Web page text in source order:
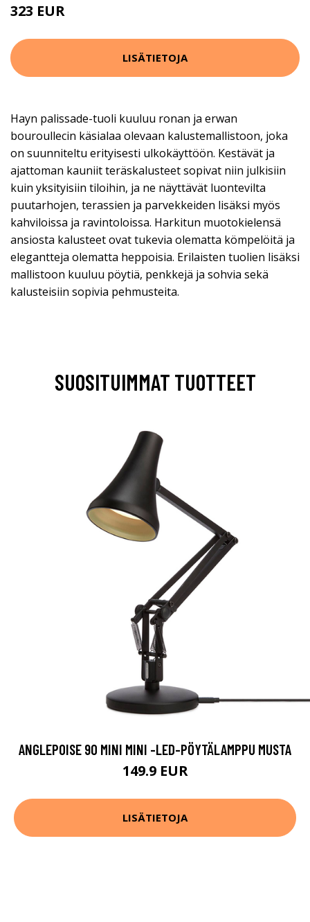
323 EUR
LISÄTIETOJA
Hayn palissade-tuoli kuuluu ronan ja erwan
bouroullecin käsialaa olevaan kalustemallistoon, joka
on suunniteltu erityisesti ulkokäyttöön. Kestävät ja
ajattoman kauniit teräskalusteet sopivat niin julkisiin
kuin yksityisiin tiloihin, ja ne näyttävät luontevilta
puutarhojen, terassien ja parvekkeiden lisäksi myös
kahviloissa ja ravintoloissa. Harkitun muotokielensä
ansiosta kalusteet ovat tukevia olematta kömpelöitä ja
elegantteja olematta heppoisia. Erilaisten tuolien lisäksi
mallistoon kuuluu pöytiä, penkkejä ja sohvia sekä
kalusteisiin sopivia pehmusteita.
SUOSITUIMMAT TUOTTEET
ANGLEPOISE 90 MINI MINI -LED-PÖYTÄLAMPPU MUSTA
149.9 EUR
LISÄTIETOJA